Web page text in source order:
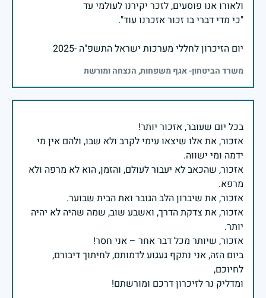
יום הזיכרון לחללי מערכות ישראל התשפ"ה -2025
משרד הביטחון- אגף משפחות, הנצחה ומורשת
אזכור, את אלו שיצאו עימי לקרב ולא שבו, ולהם אין מי
אזכור, שהכאב לא יעבור לעולם, והזמן, הוא לא מרפה ולא
אזכור, את צדקת הדרך, ואשבע שוב, שמה שהיה לא יהיה
ביום הזה, אני נתקף געגוע לדמותם, לחיתוך דיבורם,
ומדליק נר לזיכרון דרכם ומורשתם!